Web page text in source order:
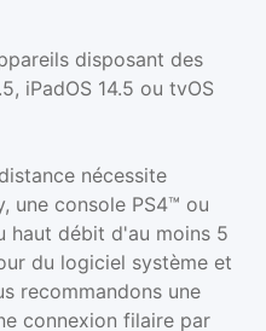
disposant des
iPadOS 14.5 ou tvOS
nécessite
une console PS4™ ou
haut débit d'au moins 5
du logiciel système et
recommandons une
connexion filaire par